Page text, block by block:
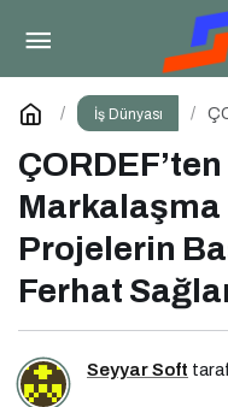
İş Dünyası
Projelerin
Ferhat
Seyyar Soft
Kamu Bilgi
2026 İçin Geri Sayım!
Yorum Yap